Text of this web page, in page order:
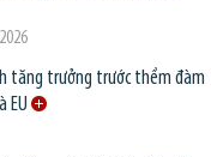
tăng trưởng trước thềm đàm